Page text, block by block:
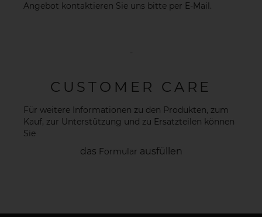
Angebot kontaktieren Sie uns bitte per E-Mail .
-
CUSTOMER CARE
Für weitere Informationen zu den Produkten, zum
Kauf, zur Unterstützung und zu Ersatzteilen können
Sie
das Formular ausfüllen